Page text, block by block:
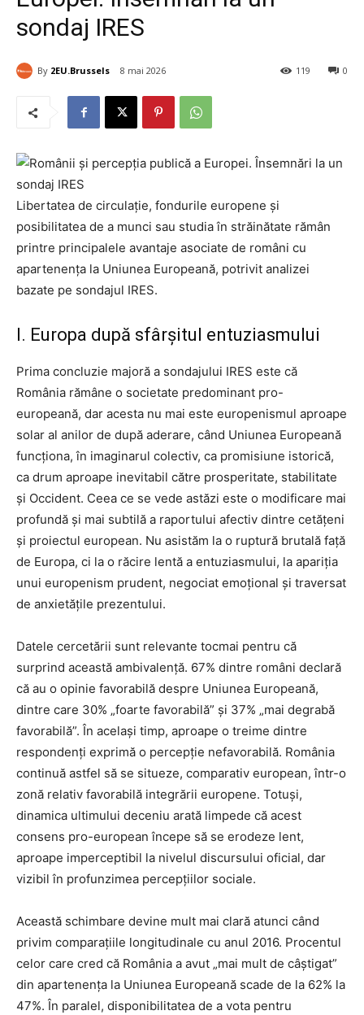
sondaj IRES
By 2EU.Brussels 8 mai 2026 0
119
Libertatea de circulație, fondurile europene și
posibilitatea de a munci sau studia în străinătate rămân
printre principalele avantaje asociate de români cu
apartenența la Uniunea Europeană, potrivit analizei
bazate pe sondajul IRES.
I. Europa după sfârșitul entuziasmului
Prima concluzie majoră a sondajului IRES este că
România rămâne o societate predominant pro-
europeană, dar acesta nu mai este europenismul aproape
solar al anilor de după aderare, când Uniunea Europeană
funcționa, în imaginarul colectiv, ca promisiune istorică,
ca drum aproape inevitabil către prosperitate, stabilitate
și Occident. Ceea ce se vede astăzi este o modificare mai
profundă și mai subtilă a raportului afectiv dintre cetățeni
și proiectul european. Nu asistăm la o ruptură brutală față
de Europa, ci la o răcire lentă a entuziasmului, la apariția
unui europenism prudent, negociat emoțional și traversat
de anxietățile prezentului.
Datele cercetării sunt relevante tocmai pentru că
surprind această ambivalență. 67% dintre români declară
că au o opinie favorabilă despre Uniunea Europeană,
dintre care 30% „foarte favorabilă” și 37% „mai degrabă
favorabilă”. În același timp, aproape o treime dintre
respondenți exprimă o percepție nefavorabilă. România
continuă astfel să se situeze, comparativ european, într-o
zonă relativ favorabilă integrării europene. Totuși,
dinamica ultimului deceniu arată limpede că acest
consens pro-european începe să se erodeze lent,
aproape imperceptibil la nivelul discursului oficial, dar
vizibil în profunzimea percepțiilor sociale.
Această schimbare devine mult mai clară atunci când
privim comparațiile longitudinale cu anul 2016. Procentul
celor care cred că România a avut „mai mult de câștigat”
din apartenența la Uniunea Europeană scade de la 62% la
47%. În paralel, disponibilitatea de a vota pentru